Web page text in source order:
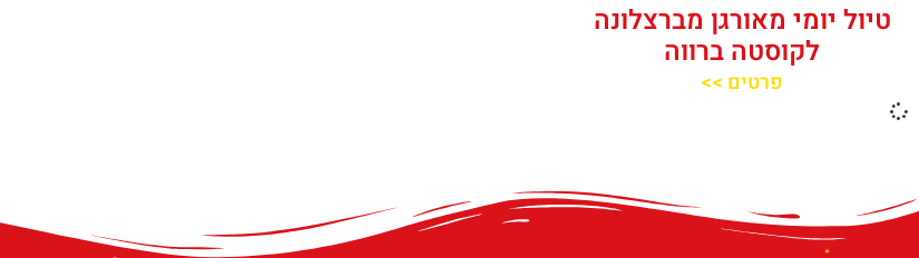
טיול יומי מאורגן מברצלונה
לקוסטה ברווה
פרטים >>